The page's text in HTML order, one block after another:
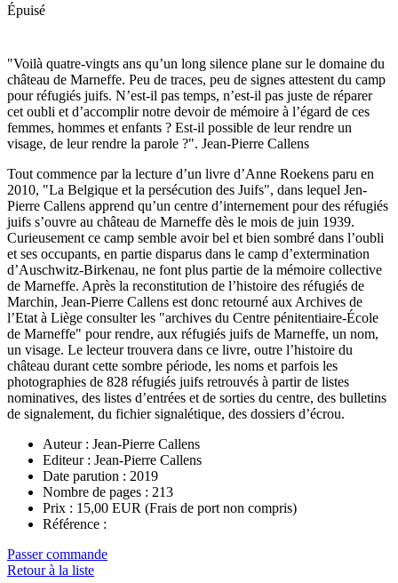
Épuisé
"Voilà quatre-vingts ans qu’un long silence plane sur le domaine du
château de Marneffe. Peu de traces, peu de signes attestent du camp
pour réfugiés juifs. N’est-il pas temps, n’est-il pas juste de réparer
cet oubli et d’accomplir notre devoir de mémoire à l’égard de ces
femmes, hommes et enfants ? Est-il possible de leur rendre un
visage, de leur rendre la parole ?". Jean-Pierre Callens
Tout commence par la lecture d’un livre d’Anne Roekens paru en
2010, "La Belgique et la persécution des Juifs", dans lequel Jen-
Pierre Callens apprend qu’un centre d’internement pour des réfugiés
juifs s’ouvre au château de Marneffe dès le mois de juin 1939.
Curieusement ce camp semble avoir bel et bien sombré dans l’oubli
et ses occupants, en partie disparus dans le camp d’extermination
d’Auschwitz-Birkenau, ne font plus partie de la mémoire collective
de Marneffe. Après la reconstitution de l’histoire des réfugiés de
Marchin, Jean-Pierre Callens est donc retourné aux Archives de
l’Etat à Liège consulter les "archives du Centre pénitentiaire-École
de Marneffe" pour rendre, aux réfugiés juifs de Marneffe, un nom,
un visage. Le lecteur trouvera dans ce livre, outre l’histoire du
château durant cette sombre période, les noms et parfois les
photographies de 828 réfugiés juifs retrouvés à partir de listes
nominatives, des listes d’entrées et de sorties du centre, des bulletins
de signalement, du fichier signalétique, des dossiers d’écrou.
Auteur : Jean-Pierre Callens
Editeur : Jean-Pierre Callens
Date parution : 2019
Nombre de pages : 213
Prix : 15,00 EUR (Frais de port non compris)
Référence :
Passer commande
Retour à la liste